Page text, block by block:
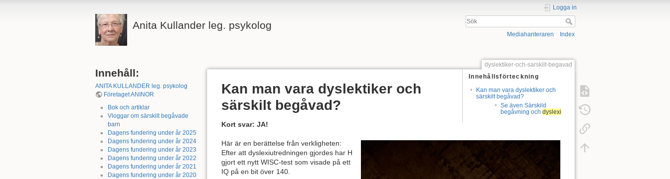
Anita Kullander leg. psykolog
Logga in
Mediahanteraren Index
Innehåll:
ANITA KULLANDER leg. psykolog
Företaget ANINOR
Bok och artiklar
Vloggar om särskilt begåvade
barn
Dagens fundering under år 2025
Dagens fundering under år 2024
Dagens fundering under år 2023
Dagens fundering under år 2022
Dagens fundering under år 2021
Dagens fundering under år 2020
dyslektiker-och-sarskilt-begavad
Innehållsförteckning
Kan man vara dyslektiker och
särskilt begåvad?
Se även Särskild
begåvning och dyslexi
Kan man vara dyslektiker och
särskilt begåvad?
Kort svar: JA!
Här är en berättelse från verkligheten:
Efter att dyslexiutredningen gjordes har H
gjort ett nytt WISC-test som visade på ett
IQ på en bit över 140.